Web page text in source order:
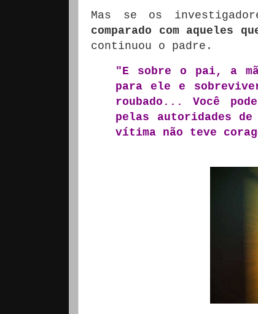
Mas se os
comparado com aqueles
continuou o padre.
"E sobre o pai, a
para ele e
roubado... Você
pelas autoridades
vítima não teve